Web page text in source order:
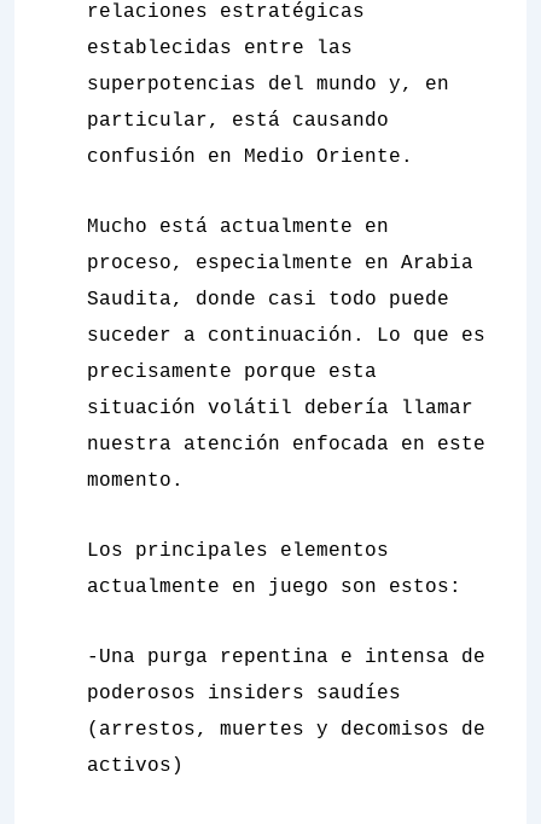
relaciones estratégicas
establecidas entre las
superpotencias del mundo y, en
particular, está causando
confusión en Medio Oriente.
Mucho está actualmente en
proceso, especialmente en Arabia
Saudita, donde casi todo puede
suceder a continuación. Lo que es
precisamente porque esta
situación volátil debería llamar
nuestra atención enfocada en este
momento.
Los principales elementos
actualmente en juego son estos:
-Una purga repentina e intensa de
poderosos insiders saudíes
(arrestos, muertes y decomisos de
activos)